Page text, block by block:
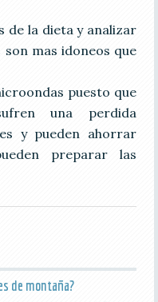
de la dieta y analizar
mas idoneos que
puesto que
una perdida
y pueden ahorrar
preparar las
de montaña?